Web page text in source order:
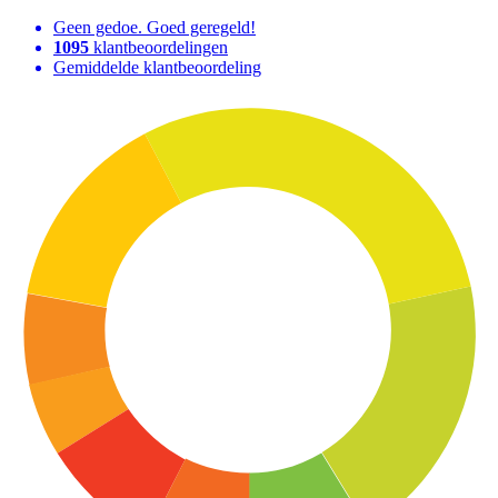
Geen gedoe. Goed geregeld!
1095 klantbeoordelingen
Gemiddelde klantbeoordeling